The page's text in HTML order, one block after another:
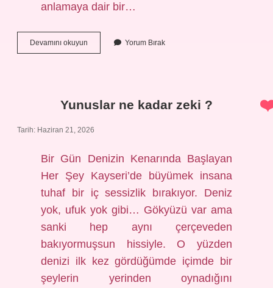
anlamaya dair bir…
Devamını okuyun
hayvanlar
Yorum Bırak
Yunuslar ne kadar zeki ?
Tarih: Haziran 21, 2026
Bir Gün Denizin Kenarında Başlayan
Her Şey Kayseri’de büyümek insana
tuhaf bir iç sessizlik bırakıyor. Deniz
yok, ufuk yok gibi… Gökyüzü var ama
sanki hep aynı çerçeveden
bakıyormuşsun hissiyle. O yüzden
denizi ilk kez gördüğümde içimde bir
şeylerin yerinden oynadığını